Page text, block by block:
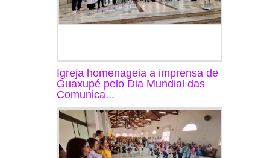
Igreja homenageia a imprensa de
Guaxupé pelo Dia Mundial das
Comunica...